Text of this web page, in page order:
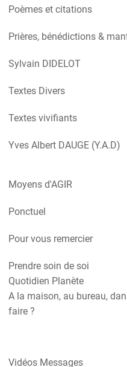
Poèmes et citations
Prières, bénédictions &
Sylvain DIDELOT
Textes Divers
Textes vivifiants
Yves Albert DAUGE (Y.A.D)
Moyens d'AGIR
Ponctuel
Pour vous remercier
Prendre soin de soi
Quotidien Planète
A la maison, au bureau,
faire ?
Vidéos Messages